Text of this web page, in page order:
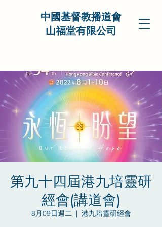
中國基督教播道會
山福堂有限公司
第九十四屆港九培靈研
經會(講道會)
8月09日週二
  |
港九培靈研經會